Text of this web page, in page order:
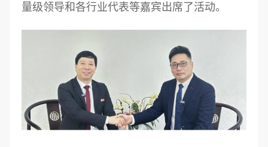
量级领导和各行业代表等嘉宾出席了活动。